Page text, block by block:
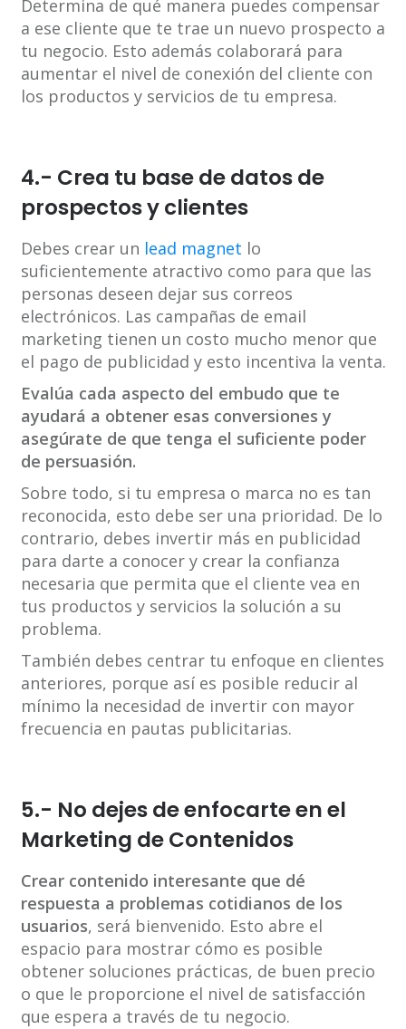
Determina de qué manera puedes compensar
a ese cliente que te trae un nuevo prospecto a
tu negocio. Esto además colaborará para
aumentar el nivel de conexión del cliente con
los productos y servicios de tu empresa.
4.- Crea tu base de datos de
prospectos y clientes
Debes crear un lead magnet lo
suficientemente atractivo como para que las
personas deseen dejar sus correos
electrónicos. Las campañas de email
marketing tienen un costo mucho menor que
el pago de publicidad y esto incentiva la venta.
Evalúa cada aspecto del embudo que te
ayudará a obtener esas conversiones y
asegúrate de que tenga el suficiente poder
de persuasión.
Sobre todo, si tu empresa o marca no es tan
reconocida, esto debe ser una prioridad. De lo
contrario, debes invertir más en publicidad
para darte a conocer y crear la confianza
necesaria que permita que el cliente vea en
tus productos y servicios la solución a su
problema.
También debes centrar tu enfoque en clientes
anteriores, porque así es posible reducir al
mínimo la necesidad de invertir con mayor
frecuencia en pautas publicitarias.
5.- No dejes de enfocarte en el
Marketing de Contenidos
Crear contenido interesante que dé
respuesta a problemas cotidianos de los
usuarios, será bienvenido. Esto abre el
espacio para mostrar cómo es posible
obtener soluciones prácticas, de buen precio
o que le proporcione el nivel de satisfacción
que espera a través de tu negocio.